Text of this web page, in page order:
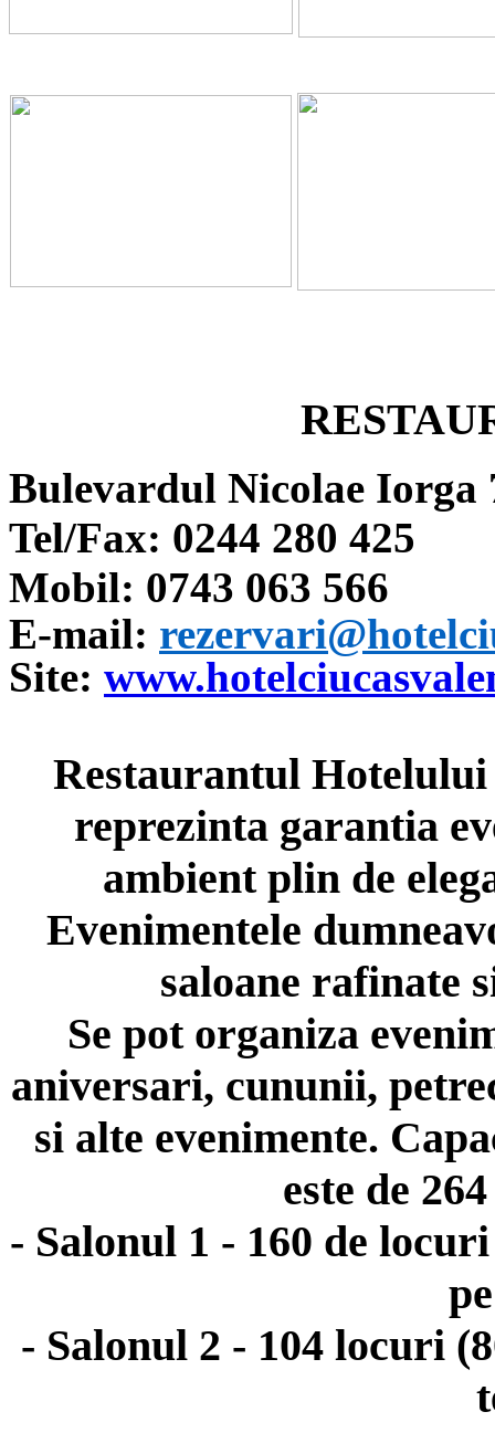
Bulevardul Nicolae Iorga
Tel/Fax: 0244 280 425
Mobil: 0743 063 566
E-mail:
Site:
Restaurantul
reprezinta garantia
ambient plin de
Evenimentele
saloane rafinate
Se pot organiza
aniversari, cununii,
si alte evenimente.
este de
- Salonul 1 - 160 de
- Salonul 2 - 104 locuri